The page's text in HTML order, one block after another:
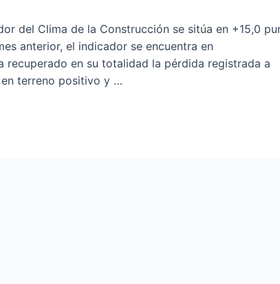
del Clima de la Construcción se sitúa en +15,0
anterior, el indicador se encuentra en
recuperado en su totalidad la pérdida registrada a
terreno positivo y …